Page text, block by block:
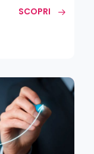
SCOPRI